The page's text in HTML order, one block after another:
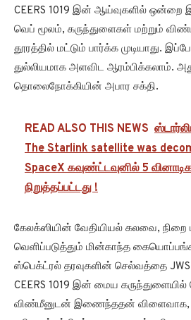
CEERS 1019 இன் ஆய்வுகளில் ஒன்றை
வெப் மூலம், கருந்துளைகள் மற்றும்
தூரத்தில் மட்டும் பார்க்க முடியாது.
துல்லியமாக அளவிட ஆரம்பிக்கலாம்.
தொலைநோக்கியின் அபார சக்தி.
READ ALSO THIS NEWS
The Starlink satellite was
SpaceX கவுண்ட்டவுனில் 5
நிறுத்தப்பட்டது !
கேலக்ஸியின் வேதியியல் கலவை, நிறை
வெளிப்படுத்தும் மின்காந்த
ஸ்பெக்ட்ரல் தரவுகளின் செல்வத்தை JWST
CEERS 1019 இன் மைய
விண்மீனுடன் இணைந்ததன் விளைவாக,